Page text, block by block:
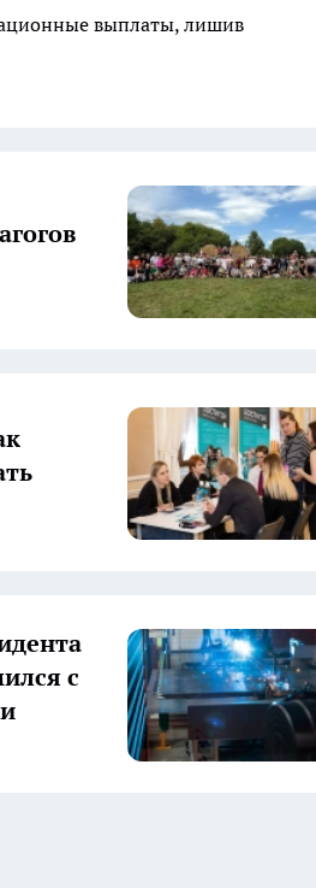
выплаты, лишив
с